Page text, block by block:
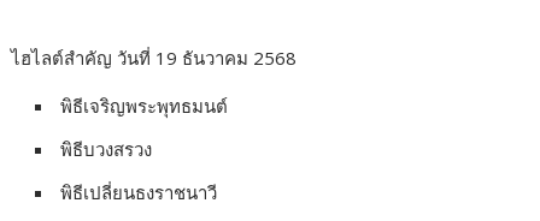
ไฮไลต์สำคัญ วันที่ 19 ธันวาคม 2568
พิธีเจริญพระพุทธมนต์
พิธีบวงสรวง
พิธีเปลี่ยนธงราชนาวี